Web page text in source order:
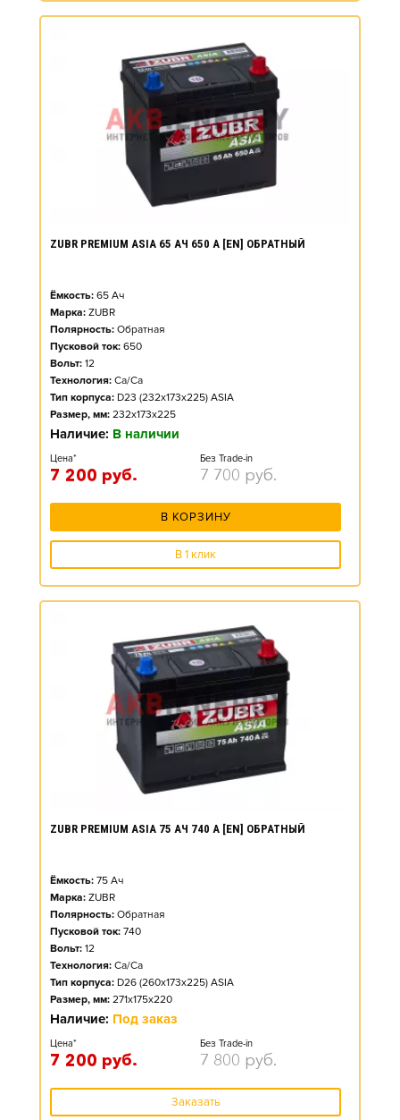
ZUBR PREMIUM ASIA 65 АЧ 650 А [EN] ОБРАТНЫЙ
Ёмкость: 65 Ач
Марка: ZUBR
Полярность: Обратная
Пусковой ток: 650
Вольт: 12
Технология: Ca/Ca
Тип корпуса: D23 (232x173x225) ASIA
Размер, мм: 232x173x225
Наличие: В наличии
Цена*
7 200 руб.
Без Trade-in
7 700 руб.
В КОРЗИНУ
В 1 клик
ZUBR PREMIUM ASIA 75 АЧ 740 А [EN] ОБРАТНЫЙ
Ёмкость: 75 Ач
Марка: ZUBR
Полярность: Обратная
Пусковой ток: 740
Вольт: 12
Технология: Ca/Ca
Тип корпуса: D26 (260x173x225) ASIA
Размер, мм: 271x175x220
Наличие: Под заказ
Цена*
7 200 руб.
Без Trade-in
7 800 руб.
Заказать